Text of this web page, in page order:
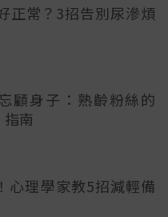
正常？3招告別尿滲煩
顧身子：熟齡粉絲的
指南
心理學家教5招減輕備